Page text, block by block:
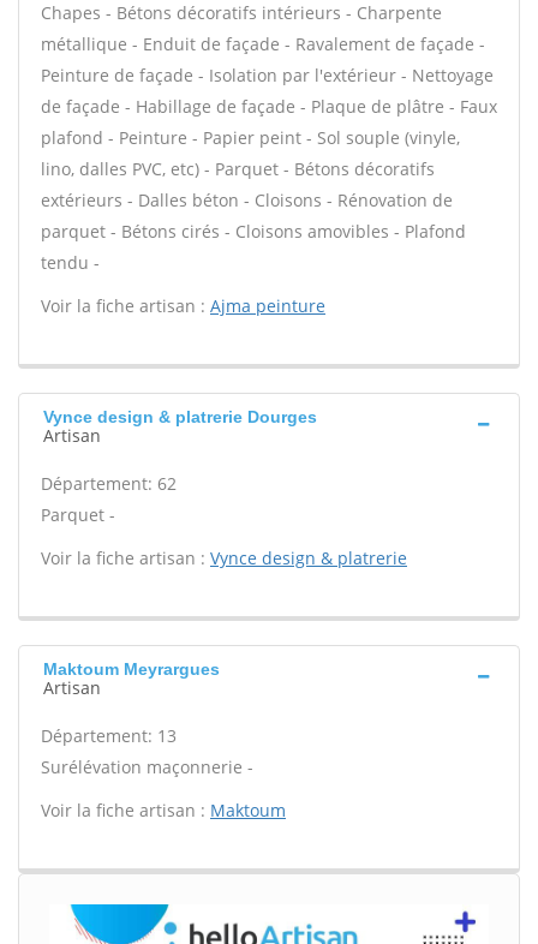
Chapes - Bétons décoratifs intérieurs - Charpente
métallique - Enduit de façade - Ravalement de façade -
Peinture de façade - Isolation par l'extérieur - Nettoyage
de façade - Habillage de façade - Plaque de plâtre - Faux
plafond - Peinture - Papier peint - Sol souple (vinyle,
lino, dalles PVC, etc) - Parquet - Bétons décoratifs
extérieurs - Dalles béton - Cloisons - Rénovation de
parquet - Bétons cirés - Cloisons amovibles - Plafond
tendu -
Voir la fiche artisan : Ajma peinture
Vynce design & platrerie Dourges
Artisan
Département: 62
Parquet -
Voir la fiche artisan : Vynce design & platrerie
Maktoum Meyrargues
Artisan
Département: 13
Surélévation maçonnerie -
Voir la fiche artisan : Maktoum